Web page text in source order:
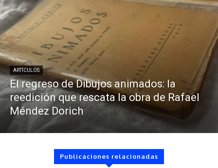
ARTÍCULOS
El regreso de Dibujos animados: la
reedición que rescata la obra de Rafael
Méndez Dorich
Publicaciones relacionadas